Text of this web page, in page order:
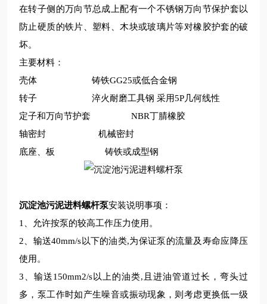
在转子侧的万向节总成上配有一个不锈钢万向节保护套以
防止硬质的铁片、塑料、木块或玻璃片等对橡胶护套的破
坏。
主要材料：
壳体
铸铁GG25或低合金钢
转子
淬火耐磨工具钢 采用5P几何线性
定子和万向节护套
NBR丁腈橡胶
轴密封
机械密封
底座、板
铸铁或成型钢
沉淀池污泥进料螺杆泵安装说明事项：
1、允许按泵的较高工作压力使用。
2、输送40mm/s以下的油类,为保证泵的流量及寿命应降压
使用。
3、输送150mm2/s以上的油类,且进油管道过长，弯头过
多，泵工作时如产生噪音或振动现象，则考虑更换低一级